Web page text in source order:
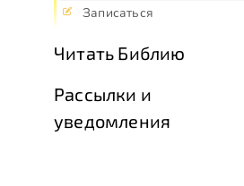
Записаться
Читать Библию
Рассылки и
уведомления